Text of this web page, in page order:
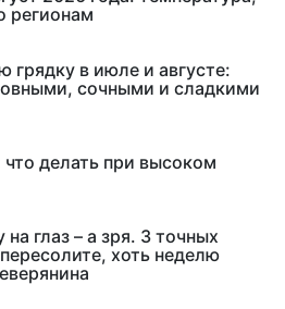
регионам
грядку в июле и августе:
сочными и сладкими
делать при высоком
глаз – а зря. 3 точных
хоть неделю